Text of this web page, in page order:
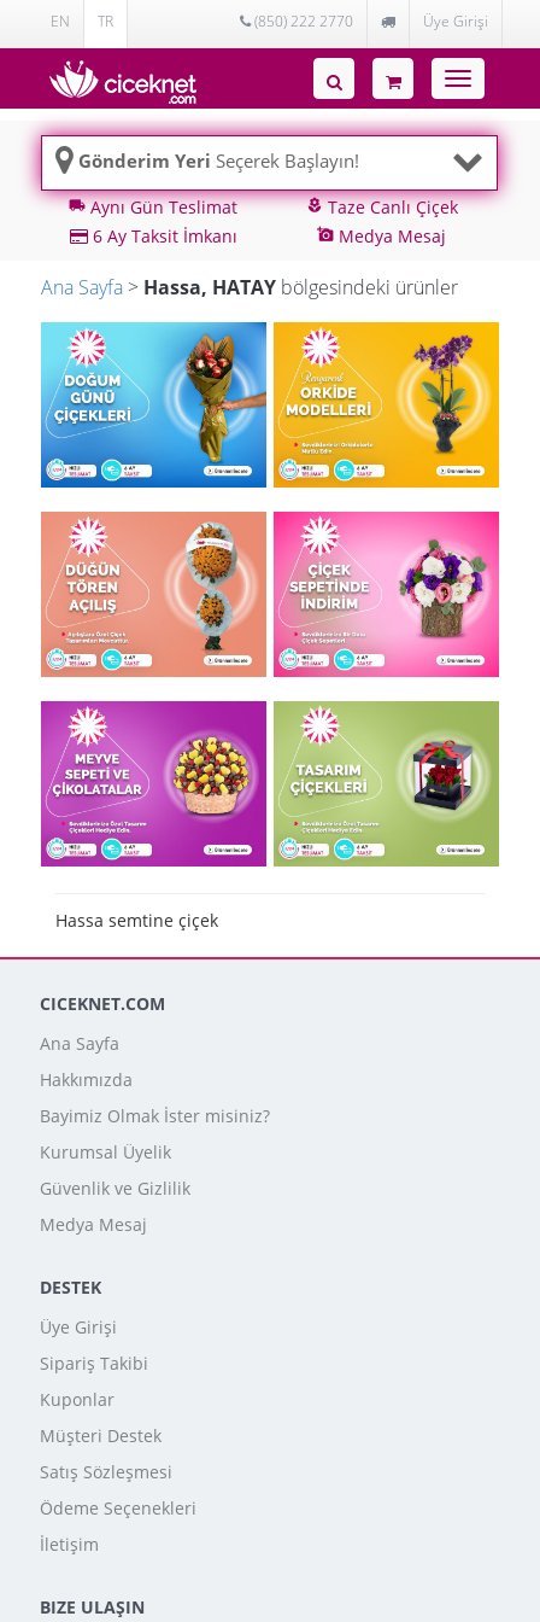
EN TR (850) 222 2770 Üye Girişi
Toggle
navigation
Gönderim Yeri Seçerek Başlayın!
local_shippingAynı Gün Teslimat local_floristTaze Canlı Çiçek
6 Ay Taksit İmkanı
add_a_photo Medya Mesaj
Ana Sayfa > Hassa, HATAY bölgesindeki ürünler
Hassa semtine çiçek
CICEKNET.COM
Ana Sayfa
Hakkımızda
Bayimiz Olmak İster misiniz?
Kurumsal Üyelik
Güvenlik ve Gizlilik
Medya Mesaj
DESTEK
Üye Girişi
Sipariş Takibi
Kuponlar
Müşteri Destek
Satış Sözleşmesi
Ödeme Seçenekleri
İletişim
BIZE ULAŞIN